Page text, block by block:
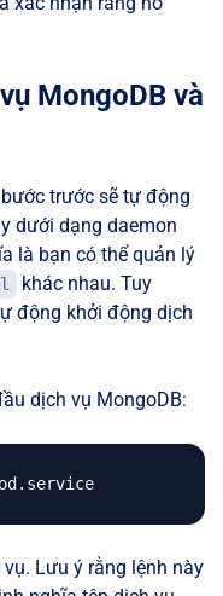
MongoDB và
trước sẽ tự động
dưới dạng daemon
là bạn có thể quản lý
khác nhau. Tuy
động khởi động dịch
dịch vụ MongoDB:
Lưu ý rằng lệnh này